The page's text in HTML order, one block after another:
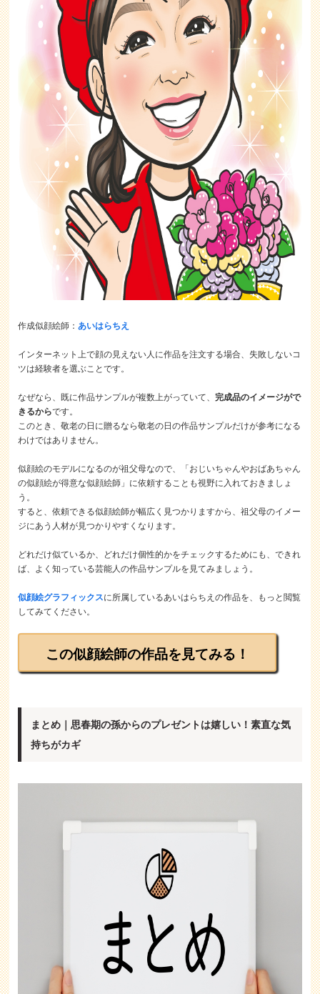
作成似顔絵師：あいはらちえ
インターネット上で顔の見えない人に作品を注文する場合、失敗しないコ
ツは経験者を選ぶことです。
なぜなら、既に作品サンプルが複数上がっていて、完成品のイメージがで
きるからです。
このとき、敬老の日に贈るなら敬老の日の作品サンプルだけが参考になる
わけではありません。
似顔絵のモデルになるのが祖父母なので、「おじいちゃんやおばあちゃん
の似顔絵が得意な似顔絵師」に依頼することも視野に入れておきましょ
う。
すると、依頼できる似顔絵師が幅広く見つかりますから、祖父母のイメー
ジにあう人材が見つかりやすくなります。
どれだけ似ているか、どれだけ個性的かをチェックするためにも、できれ
ば、よく知っている芸能人の作品サンプルを見てみましょう。
似顔絵グラフィックスに所属しているあいはらちえの作品を、もっと閲覧
してみてください。
この似顔絵師の作品を見てみる！
まとめ｜思春期の孫からのプレゼントは嬉しい！素直な気
持ちがカギ